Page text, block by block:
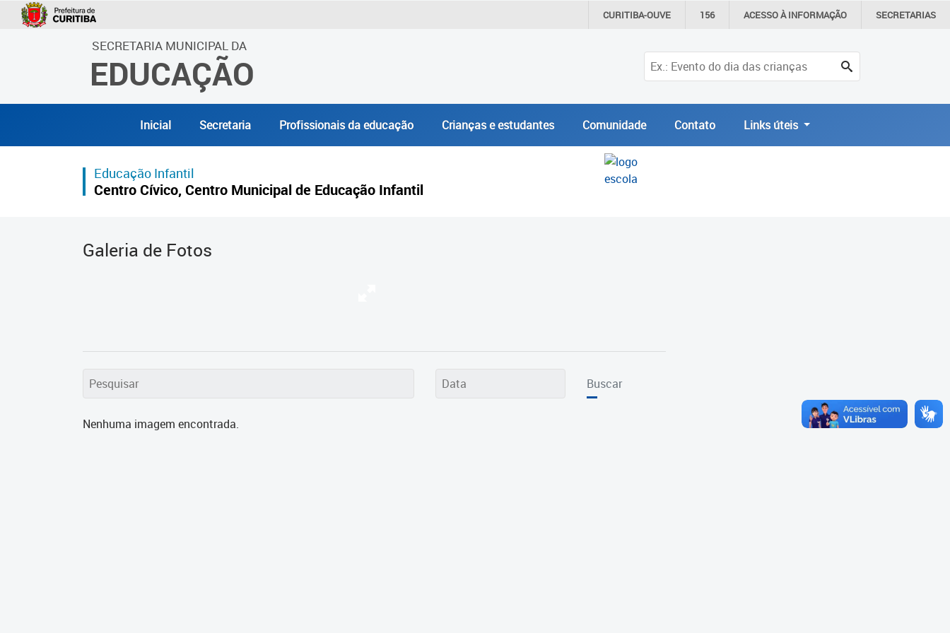
CURITIBA-OUVE 156 ACESSO ÀINFORMAÇÃO SECRETARIAS
SECRETARIA MUNICIPAL DA
EDUCAÇÃO
Inicial Secretaria Profissionais da educação Crianças e estudantes Comunidade Contato Links úteis
Educação Infantil
Centro Cívico, Centro Municipal de Educação Infantil
Galeria de Fotos
Buscar
Nenhuma imagem encontrada.